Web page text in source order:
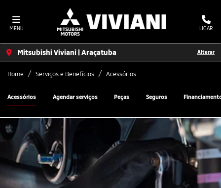
MENU LIGAR
Mitsubishi Viviani | Araçatuba Alterar
Home Serviços e Benefícios Acessórios
Agendar serviços Peças
Acessórios Seguros